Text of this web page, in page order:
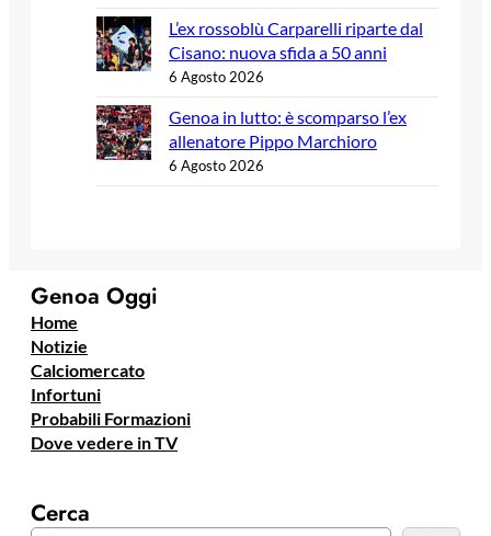
L’ex rossoblù Carparelli riparte dal
Cisano: nuova sfida a 50 anni
6 Agosto 2026
Genoa in lutto: è scomparso l’ex
allenatore Pippo Marchioro
6 Agosto 2026
Genoa Oggi
Home
Notizie
Calciomercato
Infortuni
Probabili Formazioni
Dove vedere in TV
Cerca